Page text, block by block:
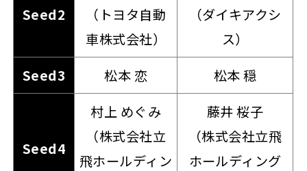
Seed2
（トヨタ自動
車株式会社）
（ダイキアクシ
ス）
Seed3
松本 恋 松本 穏
Seed4
村上 めぐみ
（株式会社立
飛ホールディン
藤井 桜子
（株式会社立飛
ホールディング